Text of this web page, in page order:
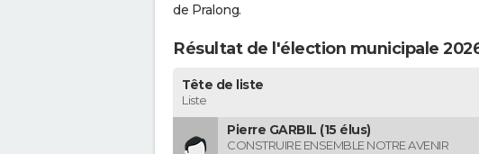
de Pralong.
Résultat de l'élection municipale
Tête de liste
Liste
Pierre GARBIL (15 élus)
CONSTRUIRE ENSEMBLE NOTRE AVENIR